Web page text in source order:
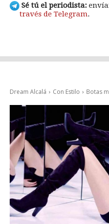
Sé tú el periodista:
través de Telegram.